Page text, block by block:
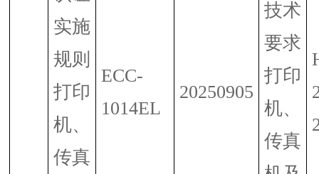
实施
规则
打印
机、
传真
ECC-
1014EL
20250905
技术
要求
打印
机、
传真